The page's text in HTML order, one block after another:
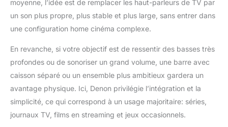
canal de retour audio -
Transférez le son des
applications de
téléviseur intelligent
vers la barre de son
avec HDMI 4K UHD via
moyenne, l’idée est de remplacer les haut-parleurs de TV par
un son plus propre, plus stable et plus large, sans entrer dans
une configuration home cinéma complexe.
En revanche, si votre objectif est de ressentir des basses très
profondes ou de sonoriser un grand volume, une barre avec
caisson séparé ou un ensemble plus ambitieux gardera un
avantage physique. Ici, Denon privilégie l’intégration et la
simplicité, ce qui correspond à un usage majoritaire: séries,
journaux TV, films en streaming et jeux occasionnels.